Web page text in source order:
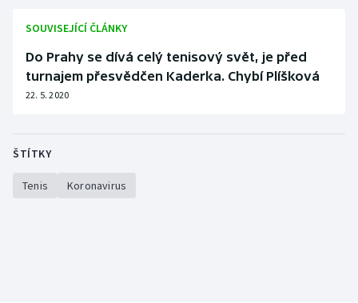
SOUVISEJÍCÍ ČLÁNKY
Do Prahy se dívá celý tenisový svět, je před
turnajem přesvědčen Kaderka. Chybí Plíšková
22. 5. 2020
ŠTÍTKY
Tenis Koronavirus